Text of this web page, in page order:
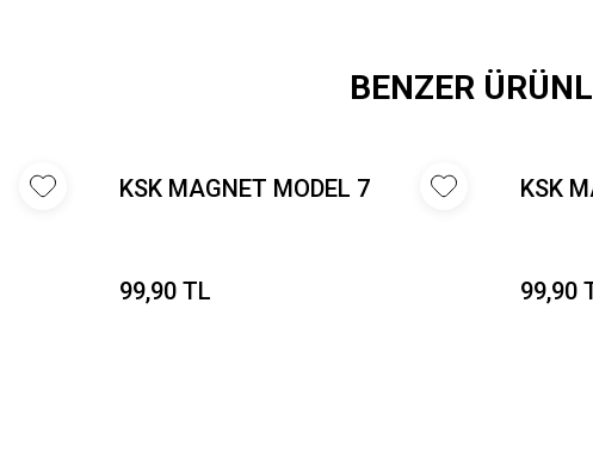
BENZER
KSK MAGNET MODEL 7
99,90 TL
KSK
99,90